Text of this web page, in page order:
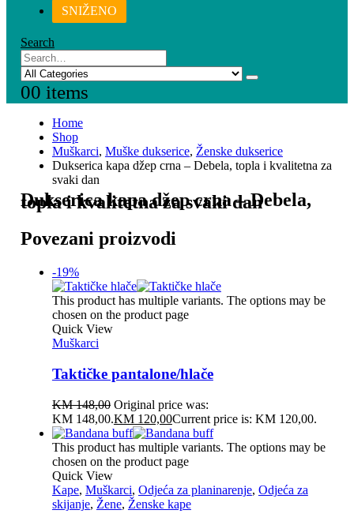
SNIŽENO
Search
00 items
Home
Shop
Muškarci, Muške dukserice, Ženske dukserice
Dukserica kapa džep crna – Debela, topla i kvalitetna za
svaki dan
Dukserica kapa džep crna – Debela,
topla i kvalitetna za svaki dan
Povezani proizvodi
-19%
This product has multiple variants. The options may be
chosen on the product page
Quick View
Muškarci
Taktičke pantalone/hlače
KM148,00 Original price was:
KM 148,00.KM120,00Current price is: KM 120,00.
This product has multiple variants. The options may be
chosen on the product page
Quick View
Kape, Muškarci, Odjeća za planinarenje, Odjeća za
skijanje, Žene, Ženske kape